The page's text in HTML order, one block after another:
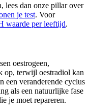
lees dan onze pillar over
je test. Voor
waarde per leeftijd.
oestrogeen,
op, terwijl oestradiol kan
een veranderende cyclus
als een natuurlijke fase
je moet repareren.